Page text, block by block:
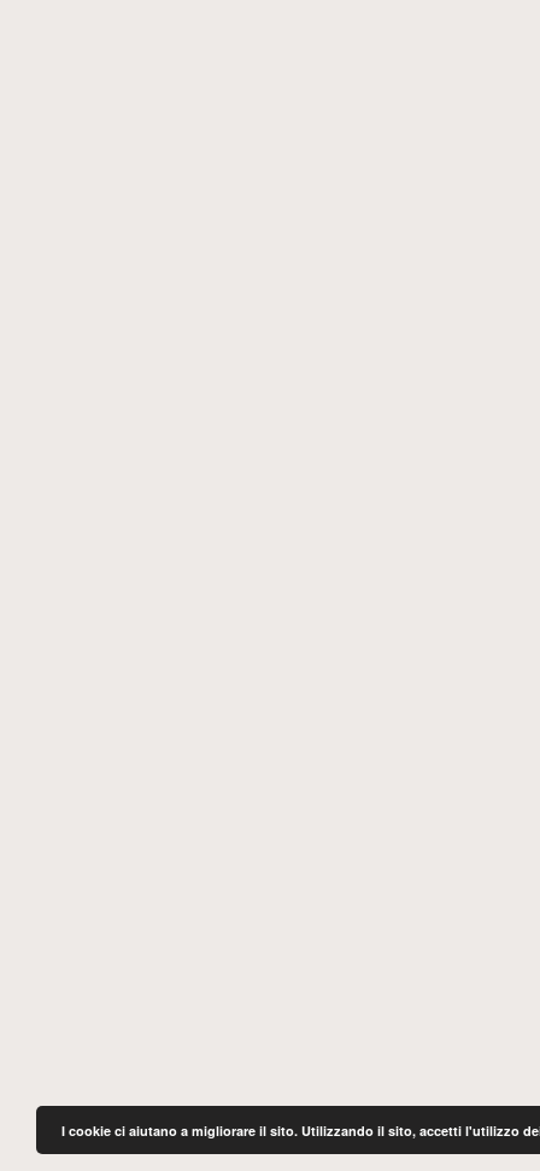
I cookie ci aiutano a migliorare il sito. Utilizzando il sito, accetti l'utilizzo